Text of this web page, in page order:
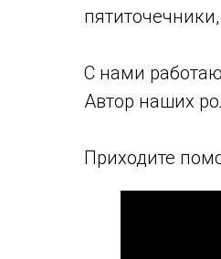
С нами
Автор наших
Приходите